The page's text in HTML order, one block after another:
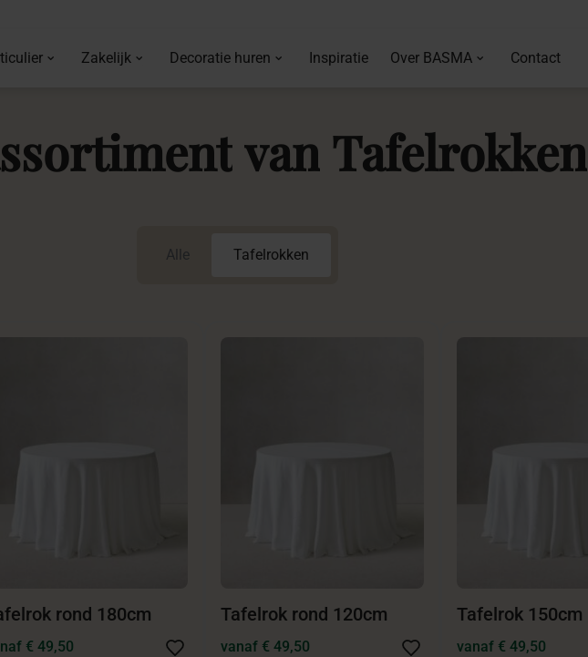
Zakelijk Decoratie huren Inspiratie Over BASMA Contact
van Tafelrokken
Alle Tafelrokken
rond 180cm
€ 49,50
Tafelrok rond 120cm
vanaf € 49,50
Tafelrok 150cm
vanaf € 49,50